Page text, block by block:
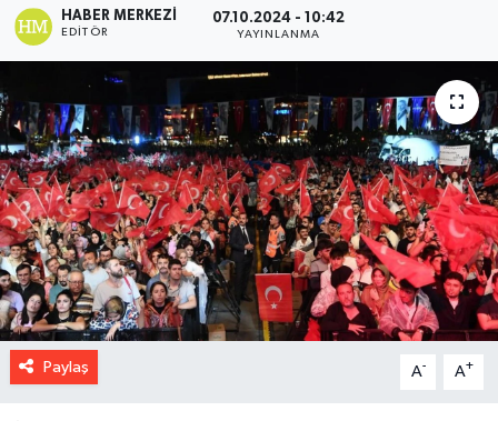
HABER MERKEZI
EDITÖR
07.10.2024 - 10:42
YAYINLANMA
Paylaş A- A+
Sağlık